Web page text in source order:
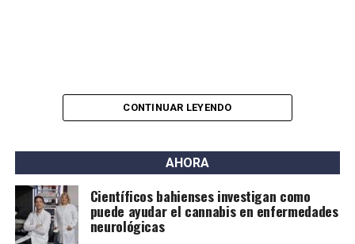
CONTINUAR LEYENDO
AHORA
Científicos bahienses investigan como
puede ayudar el cannabis en enfermedades
neurológicas